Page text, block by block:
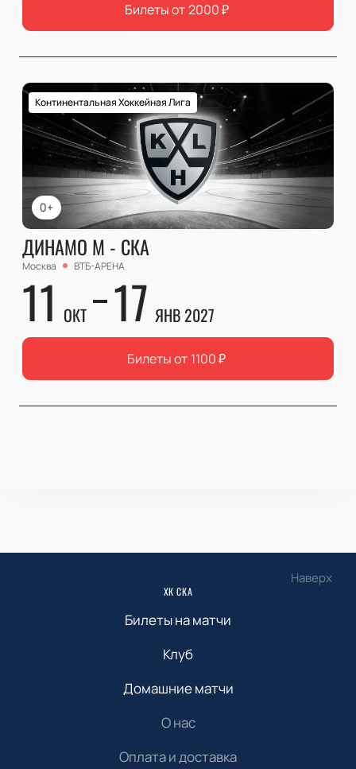
Билеты от 2000₽
0+
Континентальная Хоккейная Лига
ДИНАМО М - СКА
Москва ВТБ-АРЕНА
11 ОКТ 17 ЯНВ 2027
Билеты от 1100₽
Наверх
ХК СКА
Билеты на матчи
Клуб
Домашние матчи
О нас
Оплата и доставка